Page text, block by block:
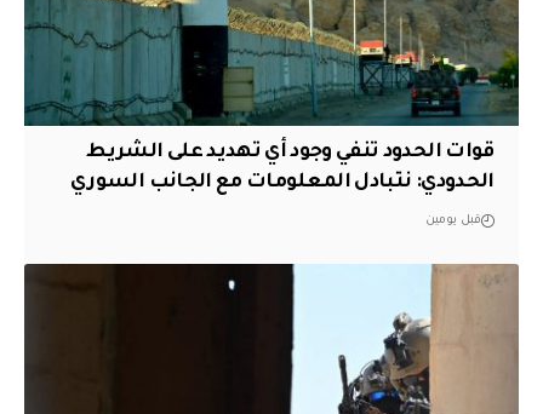
قوات الحدود تنفي وجود أي تهديد على الشريط
الحدودي: نتبادل المعلومات مع الجانب السوري
قبل يومين